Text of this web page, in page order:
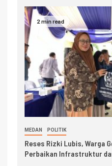
2 min read
MEDAN POLITIK
Reses Rizki Lubis, Warga
Perbaikan Infrastruktur